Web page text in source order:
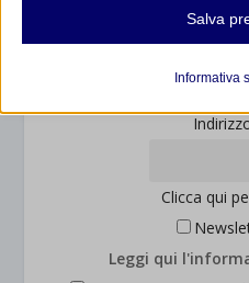
Clicca qui
Leggi qui
wp-settings-time-*
Analitici
interagiscono con il nostro sito
Questa categoria include tutti i
rientrano nelle altre categorie
esplicitamente categorizzati.
Salva
Informativa